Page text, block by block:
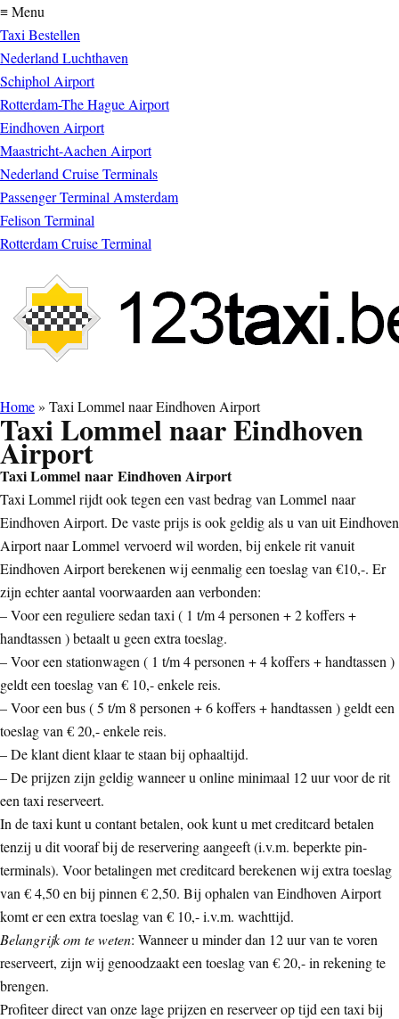
≡ Menu
Taxi Bestellen
Nederland Luchthaven
Schiphol Airport
Rotterdam-The Hague Airport
Eindhoven Airport
Maastricht-Aachen Airport
Nederland Cruise Terminals
Passenger Terminal Amsterdam
Felison Terminal
Rotterdam Cruise Terminal
Home» Taxi Lommel naar Eindhoven Airport
Taxi Lommel naar Eindhoven
Airport
Taxi Lommel naar Eindhoven Airport
Taxi Lommel rijdt ook tegen een vast bedrag van Lommel naar
Eindhoven Airport. De vaste prijs is ook geldig als u van uit Eindhoven
Airport naar Lommel vervoerd wil worden, bij enkele rit vanuit
Eindhoven Airport berekenen wij eenmalig een toeslag van €10,-. Er
zijn echter aantal voorwaarden aan verbonden:
– Voor een reguliere sedan taxi ( 1 t/m 4 personen + 2 koffers +
handtassen ) betaalt u geen extra toeslag.
– Voor een stationwagen ( 1 t/m 4 personen + 4 koffers + handtassen )
geldt een toeslag van € 10,- enkele reis.
– Voor een bus ( 5 t/m 8 personen + 6 koffers + handtassen ) geldt een
toeslag van € 20,- enkele reis.
– De klant dient klaar te staan bij ophaaltijd.
– De prijzen zijn geldig wanneer u online minimaal 12 uur voor de rit
een taxi reserveert.
In de taxi kunt u contant betalen, ook kunt u met creditcard betalen
tenzij u dit vooraf bij de reservering aangeeft (i.v.m. beperkte pin-
terminals). Voor betalingen met creditcard berekenen wij extra toeslag
van € 4,50 en bij pinnen € 2,50. Bij ophalen van Eindhoven Airport
komt er een extra toeslag van € 10,- i.v.m. wachttijd.
Belangrijk om te weten: Wanneer u minder dan 12 uur van te voren
reserveert, zijn wij genoodzaakt een toeslag van € 20,- in rekening te
brengen.
Profiteer direct van onze lage prijzen en reserveer op tijd een taxi bij